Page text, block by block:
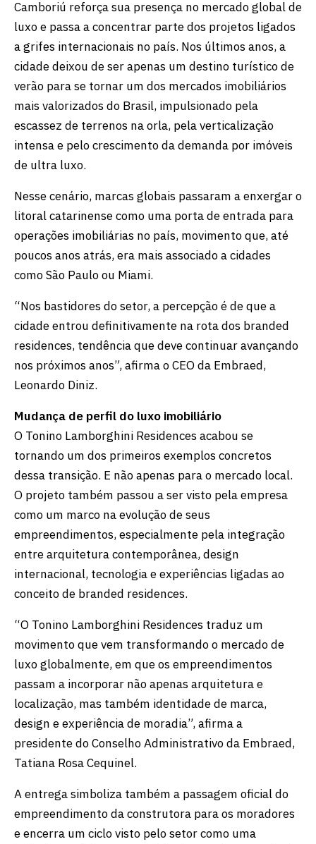
Camboriú reforça sua presença no mercado global de
luxo e passa a concentrar parte dos projetos ligados
a grifes internacionais no país. Nos últimos anos, a
cidade deixou de ser apenas um destino turístico de
verão para se tornar um dos mercados imobiliários
mais valorizados do Brasil, impulsionado pela
escassez de terrenos na orla, pela verticalização
intensa e pelo crescimento da demanda por imóveis
de ultra luxo.
Nesse cenário, marcas globais passaram a enxergar o
litoral catarinense como uma porta de entrada para
operações imobiliárias no país, movimento que, até
poucos anos atrás, era mais associado a cidades
como São Paulo ou Miami.
“Nos bastidores do setor, a percepção é de que a
cidade entrou definitivamente na rota dos branded
residences, tendência que deve continuar avançando
nos próximos anos”, afirma o CEO da Embraed,
Leonardo Diniz.
Mudança de perfil do luxo imobiliário
O Tonino Lamborghini Residences acabou se
tornando um dos primeiros exemplos concretos
dessa transição. E não apenas para o mercado local.
O projeto também passou a ser visto pela empresa
como um marco na evolução de seus
empreendimentos, especialmente pela integração
entre arquitetura contemporânea, design
internacional, tecnologia e experiências ligadas ao
conceito de branded residences.
“O Tonino Lamborghini Residences traduz um
movimento que vem transformando o mercado de
luxo globalmente, em que os empreendimentos
passam a incorporar não apenas arquitetura e
localização, mas também identidade de marca,
design e experiência de moradia”, afirma a
presidente do Conselho Administrativo da Embraed,
Tatiana Rosa Cequinel.
A entrega simboliza também a passagem oficial do
empreendimento da construtora para os moradores
e encerra um ciclo visto pelo setor como uma